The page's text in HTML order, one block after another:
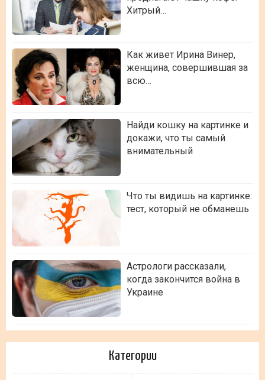
Хитрый…
Как живет Ирина Винер,
женщина, совершившая за
всю…
Найди кошку на картинке и
докажи, что ты самый
внимательный
Что ты видишь на картинке:
тест, который не обманешь
Астрологи рассказали,
когда закончится война в
Украине
Категории